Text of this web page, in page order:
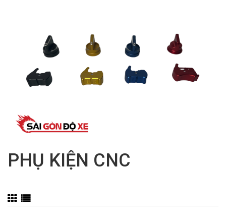
PHỤ KIỆN CNC